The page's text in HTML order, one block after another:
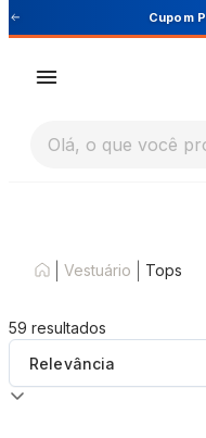
Cupom
Olá, o que você
Vestuário Tops
59 resultados